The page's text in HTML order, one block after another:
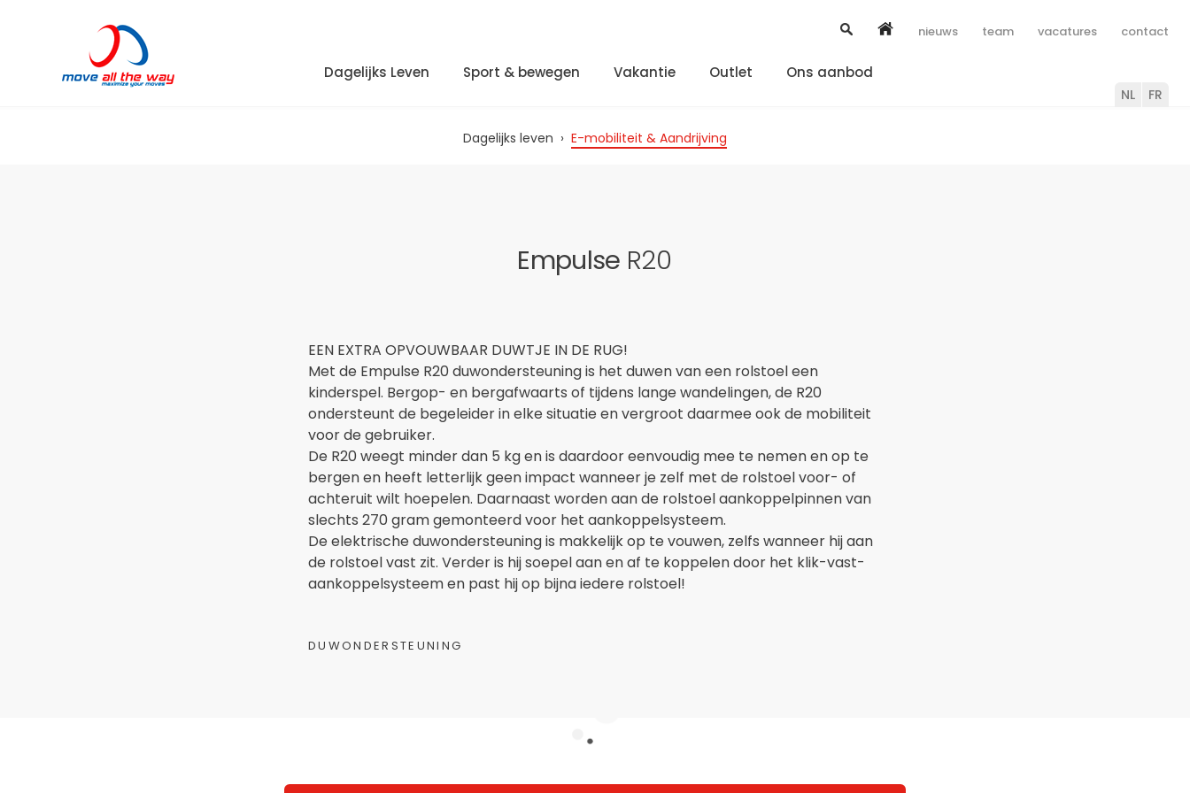
NL FR
Dagelijks Leven Sport & bewegen Vakantie Outlet Ons aanbod
nieuws team vacatures contact
Dagelijks leven › E-mobiliteit & Aandrijving
Empulse R20
EEN EXTRA OPVOUWBAAR DUWTJE IN DE RUG!
Met de Empulse R20 duwondersteuning is het duwen van een rolstoel een
kinderspel. Bergop- en bergafwaarts of tijdens lange wandelingen, de R20
ondersteunt de begeleider in elke situatie en vergroot daarmee ook de mobiliteit
voor de gebruiker.
De R20 weegt minder dan 5 kg en is daardoor eenvoudig mee te nemen en op te
bergen en heeft letterlijk geen impact wanneer je zelf met de rolstoel voor- of
achteruit wilt hoepelen. Daarnaast worden aan de rolstoel aankoppelpinnen van
slechts 270 gram gemonteerd voor het aankoppelsysteem.
De elektrische duwondersteuning is makkelijk op te vouwen, zelfs wanneer hij aan
de rolstoel vast zit. Verder is hij soepel aan en af te koppelen door het klik-vast-
aankoppelsysteem en past hij op bijna iedere rolstoel!
DUWONDERSTEUNING